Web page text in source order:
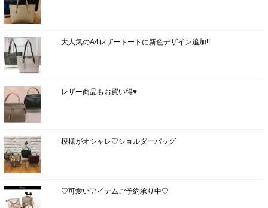
大人気のA4レザートートに新色デザイン追加!!
レザー商品もお買い得♥
模様がオシャレ♡ショルダーバッグ
♡可愛いアイテムご予約承り中♡